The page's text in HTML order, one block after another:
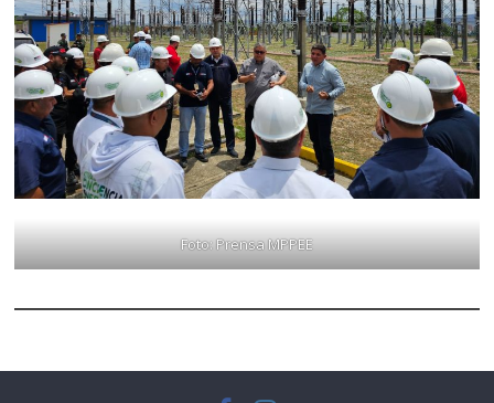
Foto: Prensa MPPEE